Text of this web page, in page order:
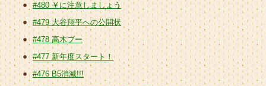
#480 ￥に注意しましょう
#479 大谷翔平への公開状
#478 高木ブー
#477 新年度スタート！
#476 B5消滅!!!